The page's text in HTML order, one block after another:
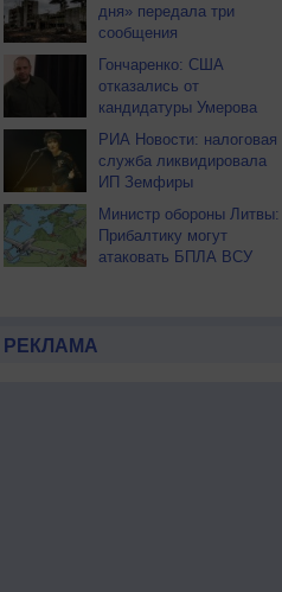
дня» передала три
сообщения
Гончаренко: США
отказались от
кандидатуры Умерова
РИА Новости: налоговая
служба ликвидировала
ИП Земфиры
Министр обороны Литвы:
Прибалтику могут
атаковать БПЛА ВСУ
РЕКЛАМА